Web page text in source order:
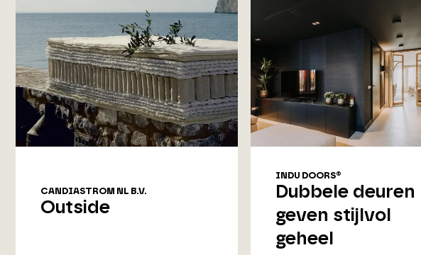
CANDIASTROM NL B.V.
Outside
INDU DOORS®
Dubbele deuren
geven stijlvol
geheel